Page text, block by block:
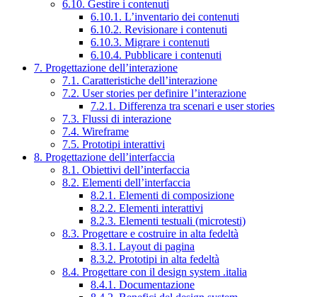
6.10. Gestire i contenuti
6.10.1. L’inventario dei contenuti
6.10.2. Revisionare i contenuti
6.10.3. Migrare i contenuti
6.10.4. Pubblicare i contenuti
7. Progettazione dell’interazione
7.1. Caratteristiche dell’interazione
7.2. User stories per definire l’interazione
7.2.1. Differenza tra scenari e user stories
7.3. Flussi di interazione
7.4. Wireframe
7.5. Prototipi interattivi
8. Progettazione dell’interfaccia
8.1. Obiettivi dell’interfaccia
8.2. Elementi dell’interfaccia
8.2.1. Elementi di composizione
8.2.2. Elementi interattivi
8.2.3. Elementi testuali (microtesti)
8.3. Progettare e costruire in alta fedeltà
8.3.1. Layout di pagina
8.3.2. Prototipi in alta fedeltà
8.4. Progettare con il design system .italia
8.4.1. Documentazione